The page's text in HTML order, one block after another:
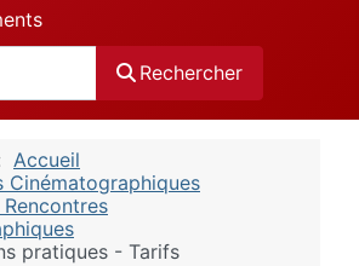
Rechercher
Accueil
Cinématographiques
pratiques - Tarifs